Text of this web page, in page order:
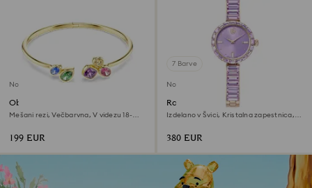
Novo
Obročasta zapestnica Imber
Mešani rezi, Večbarvna, V videzu 18-
199 EUR
7 Barve
Novo
Ročna ura Matrix bangle
Izdelano v Švici, Kristalna zapestnica,
380 EUR